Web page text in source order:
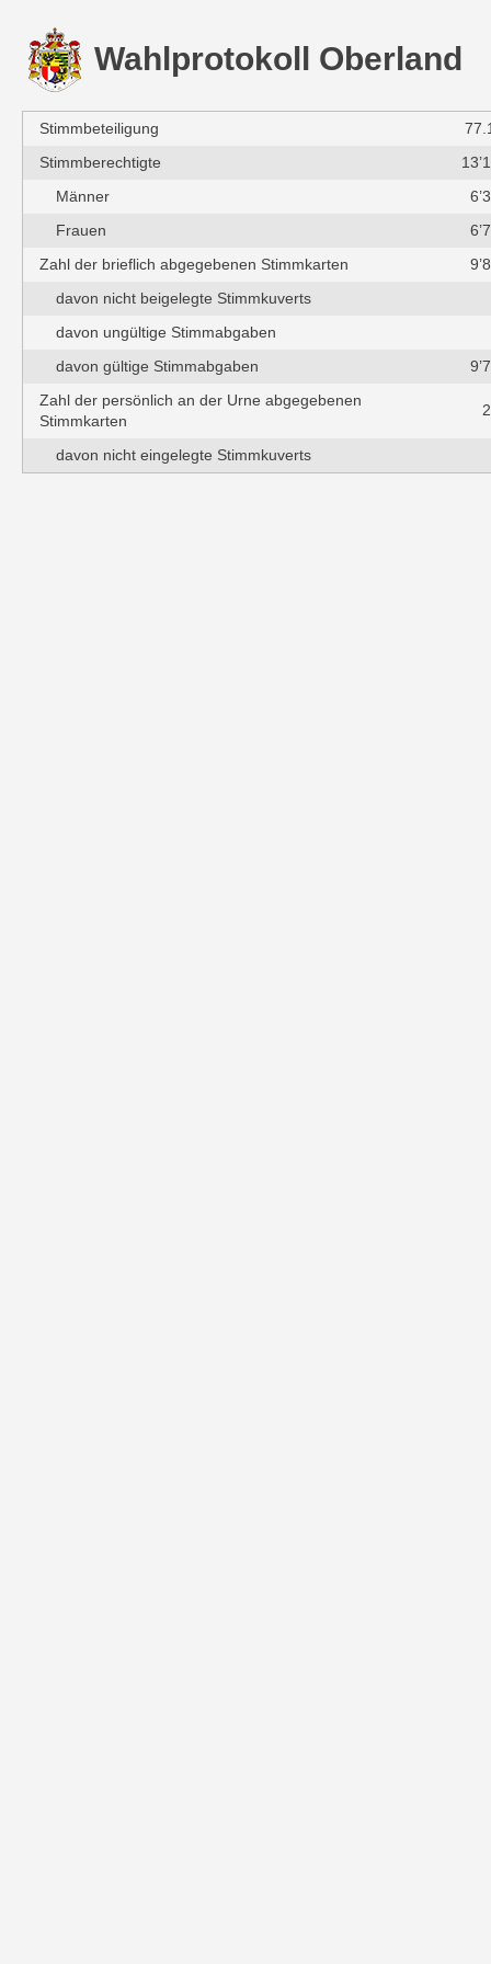
Wahlprotokoll Oberland
Stimmbeteiligung
Stimmberechtigte
Männer
Frauen
Zahl der brieflich abgegebenen Stimmkarten
davon nicht beigelegte Stimmkuverts
davon ungültige Stimmabgaben
davon gültige Stimmabgaben
Zahl der persönlich an der Urne abgegebenen
Stimmkarten
davon nicht eingelegte Stimmkuverts